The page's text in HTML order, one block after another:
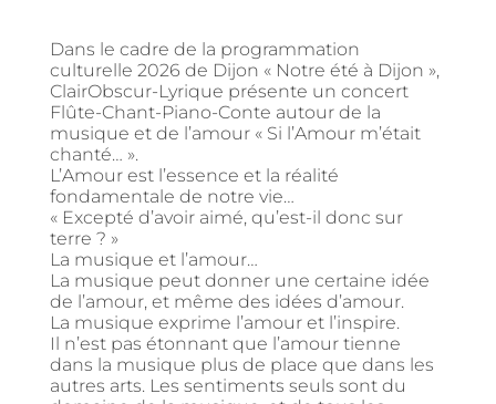
Dans le cadre de la programmation
culturelle 2026 de Dijon « Notre été à Dijon »,
ClairObscur-Lyrique présente un concert
Flûte-Chant-Piano-Conte autour de la
musique et de l’amour « Si l’Amour m’était
chanté… ».
L’Amour est l’essence et la réalité
fondamentale de notre vie…
« Excepté d’avoir aimé, qu’est-il donc sur
terre ? »
La musique et l’amour…
La musique peut donner une certaine idée
de l’amour, et même des idées d’amour.
La musique exprime l’amour et l’inspire.
Il n’est pas étonnant que l’amour tienne
dans la musique plus de place que dans les
autres arts. Les sentiments seuls sont du